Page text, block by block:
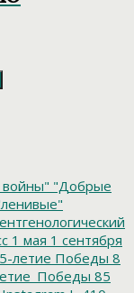
"Добрые
1 мая 1 сентября
летие Победы 8
85